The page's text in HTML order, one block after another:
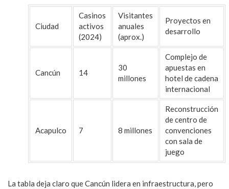
Ciudad
Casinos
activos
(2024)
Visitantes
anuales
(aprox.)
Proyectos en
desarrollo
Cancún 14
30
millones
Complejo de
apuestas en
hotel de cadena
internacional
Acapulco 7 8 millones
Reconstrucción
de centro de
convenciones
con sala de
juego
La tabla deja claro que Cancún lidera en infraestructura, pero